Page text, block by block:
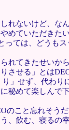
れないけど、な
めていただきたい
ては、どうもス
れてきたせいから
せる」とは
」せず、代わり
秘めて楽しんで下
のこと忘れそうだ
、飲む、寝るの幸